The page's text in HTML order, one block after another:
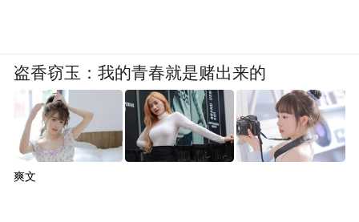
盗香窃玉：我的青春就是赌出来的
爽文